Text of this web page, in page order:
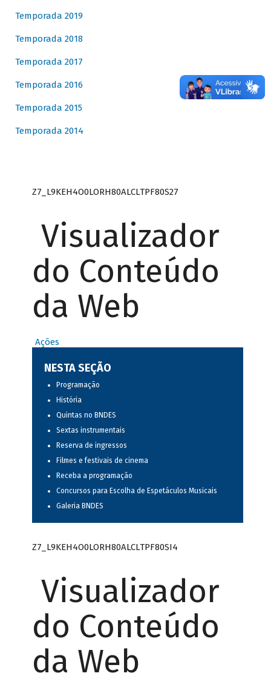
Temporada 2019
Temporada 2018
Temporada 2017
Temporada 2016
Temporada 2015
Temporada 2014
Z7_L9KEH4O0LORH80ALCLTPF80S27
Visualizador
do Conteúdo
da Web
Ações
NESTA SEÇÃO
Programação
História
Quintas no BNDES
Sextas instrumentais
Reserva de ingressos
Filmes e festivais de cinema
Receba a programação
Concursos para Escolha de Espetáculos Musicais
Galeria BNDES
Z7_L9KEH4O0LORH80ALCLTPF80SI4
Visualizador
do Conteúdo
da Web